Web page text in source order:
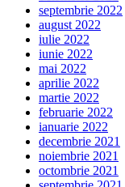
septembrie 2022
august 2022
iulie 2022
iunie 2022
mai 2022
aprilie 2022
martie 2022
februarie 2022
ianuarie 2022
decembrie 2021
noiembrie 2021
octombrie 2021